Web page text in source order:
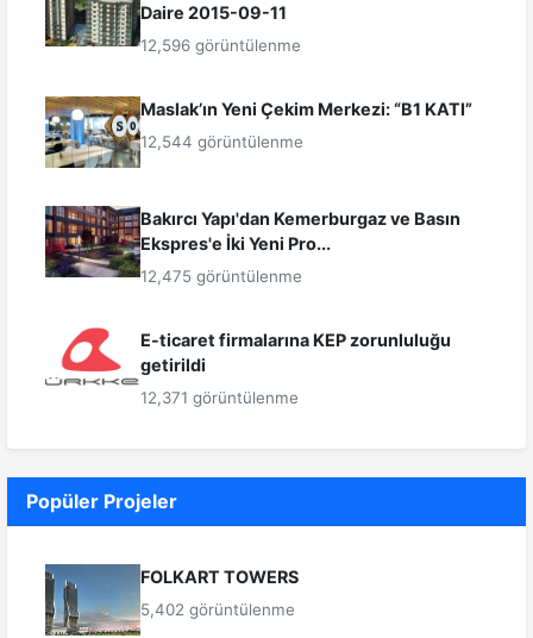
Daire 2015-09-11
12,596 görüntülenme
Maslak’ın Yeni Çekim Merkezi: “B1 KATI”
12,544 görüntülenme
Bakırcı Yapı'dan Kemerburgaz ve Basın
Ekspres'e İki Yeni Pro...
12,475 görüntülenme
E-ticaret firmalarına KEP zorunluluğu
getirildi
12,371 görüntülenme
Popüler Projeler
FOLKART TOWERS
5,402 görüntülenme